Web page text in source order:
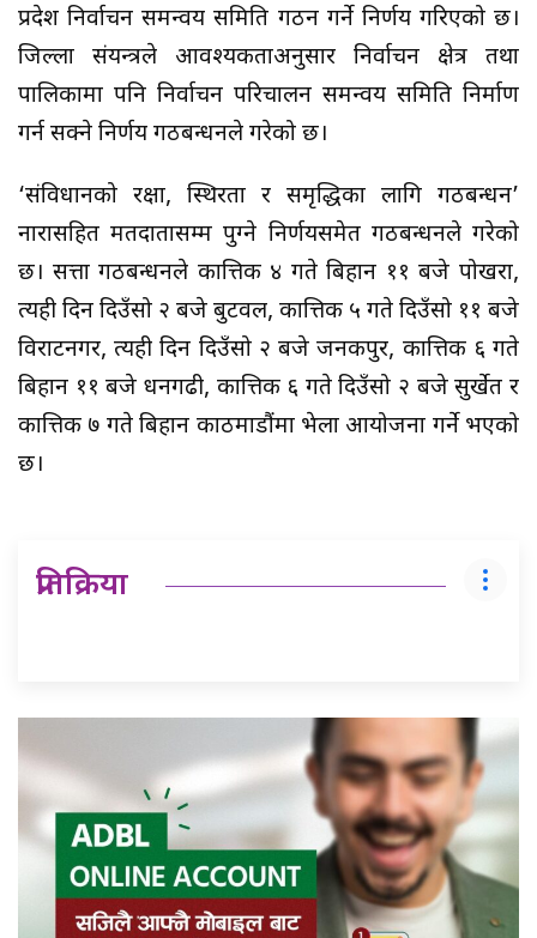
प्रदेश निर्वाचन समन्वय समिति गठन गर्ने निर्णय गरिएको छ।
जिल्ला संयन्त्रले आवश्यकताअनुसार निर्वाचन क्षेत्र तथा
पालिकामा पनि निर्वाचन परिचालन समन्वय समिति निर्माण
गर्न सक्ने निर्णय गठबन्धनले गरेको छ।
‘संविधानको रक्षा, स्थिरता र समृद्धिका लागि गठबन्धन’
नारासहित मतदातासम्म पुग्ने निर्णयसमेत गठबन्धनले गरेको
छ। सत्ता गठबन्धनले कात्तिक ४ गते बिहान ११ बजे पोखरा,
त्यही दिन दिउँसो २ बजे बुटवल, कात्तिक ५ गते दिउँसो ११ बजे
विराटनगर, त्यही दिन दिउँसो २ बजे जनकपुर, कात्तिक ६ गते
बिहान ११ बजे धनगढी, कात्तिक ६ गते दिउँसो २ बजे सुर्खेत र
कात्तिक ७ गते बिहान काठमाडौंमा भेला आयोजना गर्ने भएको
छ।
प्रतिक्रिया